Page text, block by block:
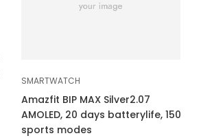
SMARTWATCH
Amazfit BIP MAX Silver2.07
AMOLED, 20 days batterylife, 150
sports modes